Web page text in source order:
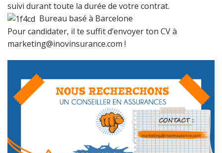
suivi durant toute la durée de votre contrat.
Bureau basé à Barcelone
Pour candidater, il te suffit d’envoyer ton CV à
marketing@inovinsurance.com !